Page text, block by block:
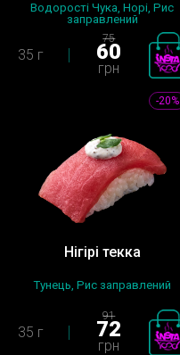
Водорості Чука, Норі, Рис
заправлений
35 г
75
60
грн
-20%
Нігірі текка
Тунець, Рис заправлений
35 г
91
72
грн